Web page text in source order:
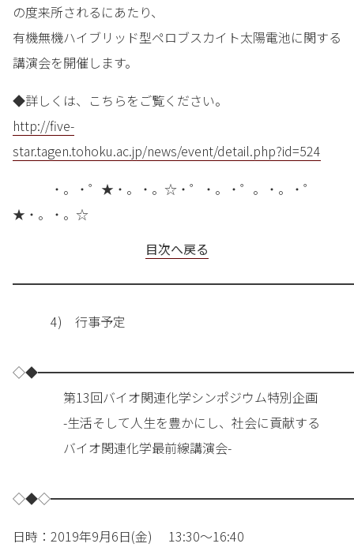
の度来所されるにあたり、
有機無機ハイブリッド型ペロブスカイト太陽電池に関する
講演会を開催します。
◆詳しくは、こちらをご覧ください。
http://five-
star.tagen.tohoku.ac.jp/news/event/detail.php?id=524
・。・゜★・。・。☆・゜・。・゜。・。・゜
★・。・。☆
目次へ戻る
4) 行事予定
第13回バイオ関連化学シンポジウム特別企画
-生活そして人生を豊かにし、社会に貢献する
バイオ関連化学最前線講演会-
日時：2019年9月6日(金) 13:30～16:40